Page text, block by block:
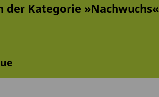
der Kategorie »Nachwuchs«